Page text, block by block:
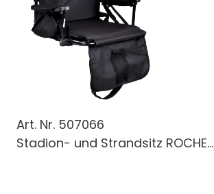
Art. Nr. 507066
Stadion- und Strandsitz ROCHE...